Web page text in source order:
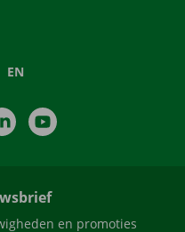
EN
LinkedIn
en promoties